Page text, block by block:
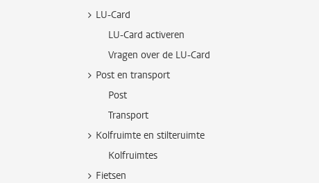
LU-Card
LU-Card activeren
Vragen over de LU-Card
Post en transport
Post
Transport
Kolfruimte en stilteruimte
Kolfruimtes
Fietsen